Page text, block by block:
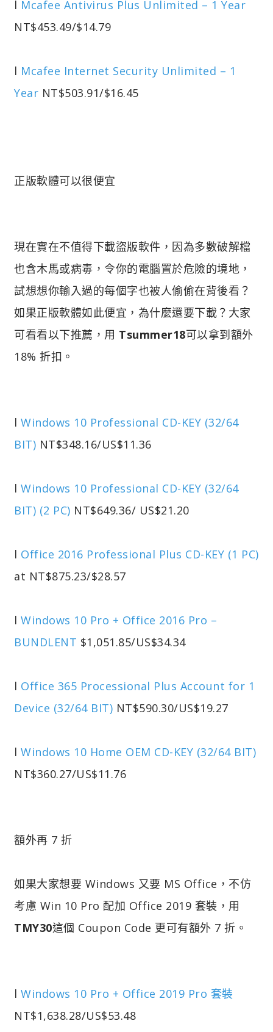
l Mcafee Antivirus Plus Unlimited – 1 Year
NT$453.49/$14.79
l Mcafee Internet Security Unlimited – 1
Year NT$503.91/$16.45
正版軟體可以很便宜
現在實在不值得下載盜版軟件，因為多數破解檔
也含木馬或病毒，令你的電腦置於危險的境地，
試想想你輸入過的每個字也被人偷偷在背後看？
如果正版軟體如此便宜，為什麼還要下載？大家
可看看以下推薦，用 Tsummer18可以拿到額外
18% 折扣。
l Windows 10 Professional CD-KEY (32/64
BIT) NT$348.16/US$11.36
l Windows 10 Professional CD-KEY (32/64
BIT) (2 PC) NT$649.36/ US$21.20
l Office 2016 Professional Plus CD-KEY (1 PC)
at NT$875.23/$28.57
l Windows 10 Pro + Office 2016 Pro –
BUNDLENT $1,051.85/US$34.34
l Office 365 Processional Plus Account for 1
Device (32/64 BIT) NT$590.30/US$19.27
l Windows 10 Home OEM CD-KEY (32/64 BIT)
NT$360.27/US$11.76
額外再 7 折
如果大家想要 Windows 又要 MS Office，不仿
考慮 Win 10 Pro 配加 Office 2019 套裝，用
TMY30這個 Coupon Code 更可有額外 7 折。
l Windows 10 Pro + Office 2019 Pro 套裝
NT$1,638.28/US$53.48